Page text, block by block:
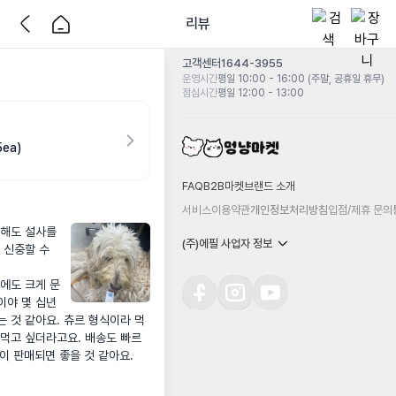
리뷰
도 설사를
신중할 수
도 크게 문
야 몇 십년
것 같아요. 츄르 형식이라 먹
고 싶더라고요. 배송도 빠르
판매되면 좋을 것 같아요.
고객센터1644-3955
운영시간평일 10:00 - 16:00 (주말, 공휴일 휴무)
점심시간평일 12:00 - 13:00
FAQB2B마켓 브랜드 소개
서비스이용약관개인정보처리방침입점/제휴 문의
(주)에필 사업자 정보